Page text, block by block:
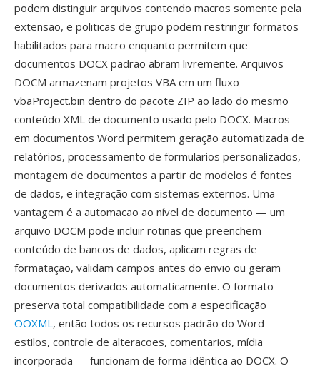
podem distinguir arquivos contendo macros somente pela
extensão, e politicas de grupo podem restringir formatos
habilitados para macro enquanto permitem que
documentos DOCX padrão abram livremente. Arquivos
DOCM armazenam projetos VBA em um fluxo
vbaProject.bin dentro do pacote ZIP ao lado do mesmo
conteúdo XML de documento usado pelo DOCX. Macros
em documentos Word permitem geração automatizada de
relatórios, processamento de formularios personalizados,
montagem de documentos a partir de modelos é fontes
de dados, e integração com sistemas externos. Uma
vantagem é a automacao ao nível de documento — um
arquivo DOCM pode incluir rotinas que preenchem
conteúdo de bancos de dados, aplicam regras de
formatação, validam campos antes do envio ou geram
documentos derivados automaticamente. O formato
preserva total compatibilidade com a especificação
OOXML, então todos os recursos padrão do Word —
estilos, controle de alteracoes, comentarios, mídia
incorporada — funcionam de forma idêntica ao DOCX. O